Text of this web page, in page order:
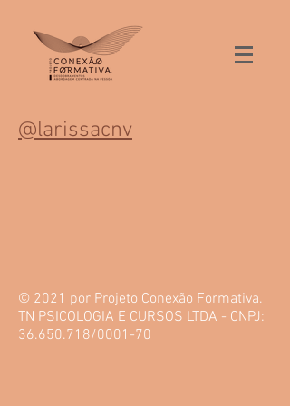
@larissacnv
© 2021 por Projeto Conexão Formativa.
TN PSICOLOGIA E CURSOS LTDA - CNPJ:
36.650.718/0001-70